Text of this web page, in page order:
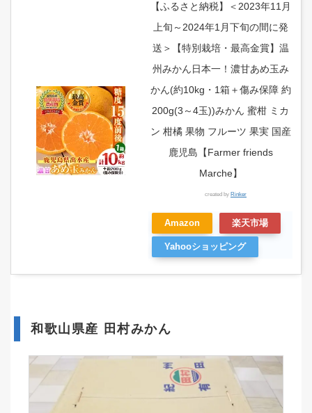
【ふるさと納税】＜2023年11月
上旬～2024年1月下旬の間に発
送＞【特別栽培・最高金賞】温
州みかん日本一！濃甘あめ玉み
かん(約10kg・1箱＋傷み保障 約
200g(3～4玉))みかん 蜜柑 ミカ
ン 柑橘 果物 フルーツ 果実 国産
鹿児島【Farmer friends
Marche】
created by Rinker
Amazon 楽天市場
Yahooショッピング
和歌山県産 田村みかん